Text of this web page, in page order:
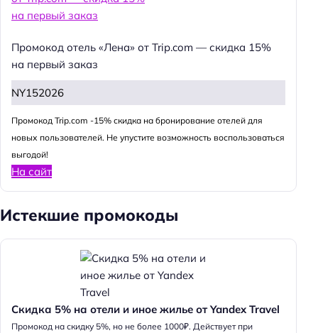
Промокод отель «Лена» от Trip.com — скидка 15%
на первый заказ
NY152026
Промокод Trip.com -15% скидка на бронирование отелей для
новых пользователей. Не упустите возможность воспользоваться
выгодой!
На сайт
Истекшие промокоды
Скидка 5% на отели и иное жилье от Yandex Travel
Промокод на скидку 5%, но не более 1000₽. Действует при